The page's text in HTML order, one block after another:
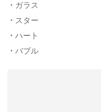
ガラス
スター
ハート
バブル